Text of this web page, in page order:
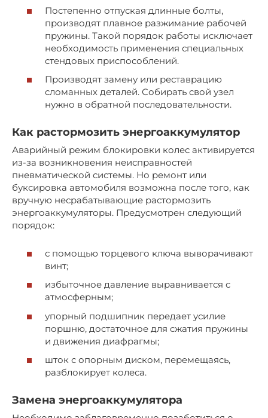
Постепенно отпуская длинные болты,
производят плавное разжимание рабочей
пружины. Такой порядок работы исключает
необходимость применения специальных
стендовых приспособлений.
Производят замену или реставрацию
сломанных деталей. Собирать свой узел
нужно в обратной последовательности.
Как растормозить энергоаккумулятор
Аварийный режим блокировки колес активируется
из-за возникновения неисправностей
пневматической системы. Но ремонт или
буксировка автомобиля возможна после того, как
вручную несрабатывающие растормозить
энергоаккумуляторы. Предусмотрен следующий
порядок:
с помощью торцевого ключа выворачивают
винт;
избыточное давление выравнивается с
атмосферным;
упорный подшипник передает усилие
поршню, достаточное для сжатия пружины
и движения диафрагмы;
шток с опорным диском, перемещаясь,
разблокирует колеса.
Замена энергоаккумулятора